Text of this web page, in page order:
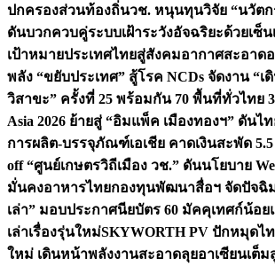
ปกครองส่วนท้องถิ่นวช. หนุนทุนวิจัย “นวัต
ดันบวกควบคู่ระบบเฝ้าระวังอัจฉริยะด้วยเซ็
เป้าหมายประเทศไทยสู่สังคมอากาศสะอาด
พลัง “ขยับประเทศ” สู้โรค NCDs จัดงาน “เ
วิสาขะ” ครั้งที่ 25 พร้อมกัน 70 พื้นที่ทั่วไทย
Asia 2026 ย้ายสู่ “อิมแพ็ค เมืองทองฯ” ดันไ
การผลิต-บรรจุภัณฑ์เอเชีย คาดเงินสะพัด
off “ศูนย์เกษตรวิถีเมือง วช.” ดันนโยบาย
มั่นคงอาหารไทยกองทุนพัฒนาสื่อฯ จัดปัจฉิม
เล่า” มอบประกาศนียบัตร 60 มัคคุเทศก์น้อ
เล่าเรื่องรุ่นใหม่SKYWORTH PV ปักหมุดไ
ใหม่ เดินหน้าพลังงานสะอาดลุยอาเซียนเต็ม